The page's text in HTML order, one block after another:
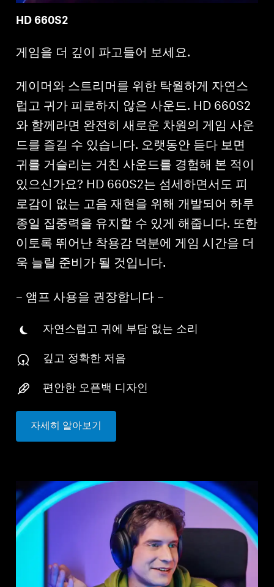
HD 660S2
게임을 더 깊이 파고들어 보세요.
게이머와 스트리머를 위한 탁월하게 자연스
럽고 귀가 피로하지 않은 사운드. HD 660S2
와 함께라면 완전히 새로운 차원의 게임 사운
드를 즐길 수 있습니다. 오랫동안 듣다 보면
귀를 거슬리는 거친 사운드를 경험해 본 적이
있으신가요? HD 660S2는 섬세하면서도 피
로감이 없는 고음 재현을 위해 개발되어 하루
종일 집중력을 유지할 수 있게 해줍니다. 또한
이토록 뛰어난 착용감 덕분에 게임 시간을 더
욱 늘릴 준비가 될 것입니다.
– 앰프 사용을 권장합니다 –
자연스럽고 귀에 부담 없는 소리
깊고 정확한 저음
편안한 오픈백 디자인
자세히 알아보기